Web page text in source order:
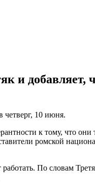
и добавляет,
четверг, 10 июня.
к тому, что они
ромской
По словам